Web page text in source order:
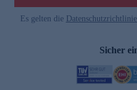
Es gelten die
Sicher